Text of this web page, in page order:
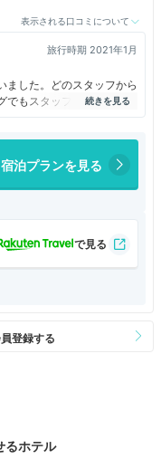
表示される口コミについて
旅行時期 2021年1月
ました。どのスタッフから
もスタッフがちょくちょ
れて、ハートロックまでサ
と思います。
、鍵をささずに照明がつ
り、髪の毛が落ちている
形が昔っぽかったり、か
ッコミどころは色々あり
潔さは全く問題ありませ
宿泊プランを見る
るホテル